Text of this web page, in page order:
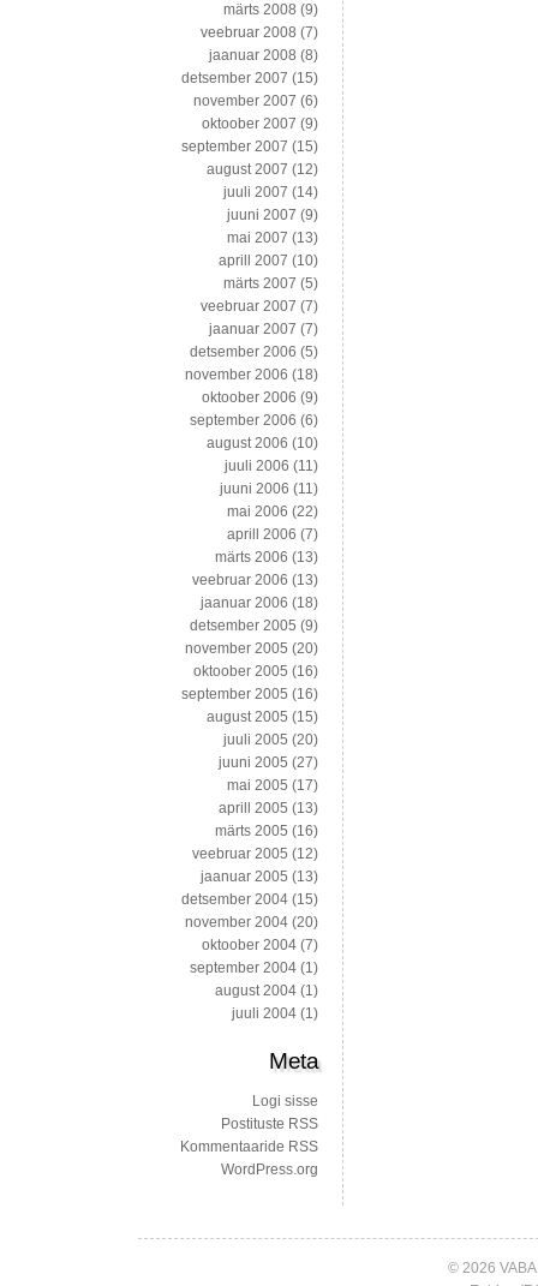
märts 2008 (9)
veebruar 2008 (7)
jaanuar 2008 (8)
detsember 2007 (15)
november 2007 (6)
oktoober 2007 (9)
september 2007 (15)
august 2007 (12)
juuli 2007 (14)
juuni 2007 (9)
mai 2007 (13)
aprill 2007 (10)
märts 2007 (5)
veebruar 2007 (7)
jaanuar 2007 (7)
detsember 2006 (5)
november 2006 (18)
oktoober 2006 (9)
september 2006 (6)
august 2006 (10)
juuli 2006 (11)
juuni 2006 (11)
mai 2006 (22)
aprill 2006 (7)
märts 2006 (13)
veebruar 2006 (13)
jaanuar 2006 (18)
detsember 2005 (9)
november 2005 (20)
oktoober 2005 (16)
september 2005 (16)
august 2005 (15)
juuli 2005 (20)
juuni 2005 (27)
mai 2005 (17)
aprill 2005 (13)
märts 2005 (16)
veebruar 2005 (12)
jaanuar 2005 (13)
detsember 2004 (15)
november 2004 (20)
oktoober 2004 (7)
september 2004 (1)
august 2004 (1)
juuli 2004 (1)
Meta
Logi sisse
Postituste RSS
Kommentaaride RSS
WordPress.org
© 2026